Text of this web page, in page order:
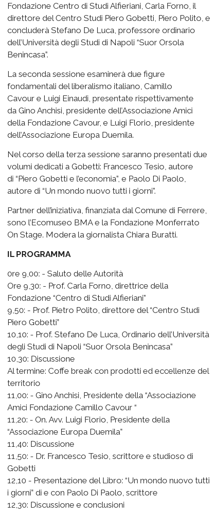
Fondazione Centro di Studi Alfieriani, Carla Forno, il
direttore del Centro Studi Piero Gobetti, Piero Polito, e
concluderà Stefano De Luca, professore ordinario
dell’Università degli Studi di Napoli “Suor Orsola
Benincasa”.
La seconda sessione esaminerà due figure
fondamentali del liberalismo italiano, Camillo
Cavour e Luigi Einaudi, presentate rispettivamente
da Gino Anchisi, presidente dell’Associazione Amici
della Fondazione Cavour, e Luigi Florio, presidente
dell’Associazione Europa Duemila.
Nel corso della terza sessione saranno presentati due
volumi dedicati a Gobetti: Francesco Tesio, autore
di “Piero Gobetti e l’economia”, e Paolo Di Paolo,
autore di “Un mondo nuovo tutti i giorni”.
Partner dell’iniziativa, finanziata dal Comune di Ferrere,
sono l’Ecomuseo BMA e la Fondazione Monferrato
On Stage. Modera la giornalista Chiara Buratti.
IL PROGRAMMA
0re 9,00: - Saluto delle Autorità
Ore 9,30: - Prof. Carla Forno, direttrice della
Fondazione “Centro di Studi Alfieriani”
9,50: - Prof. Pietro Polito, direttore del “Centro Studi
Piero Gobetti”
10,10: - Prof. Stefano De Luca, Ordinario dell’Università
degli Studi di Napoli “Suor Orsola Benincasa”
10,30: Discussione
Al termine: Coffe break con prodotti ed eccellenze del
territorio
11,00: - Gino Anchisi, Presidente della “Associazione
Amici Fondazione Camillo Cavour “
11,20: - On. Avv. Luigi Florio, Presidente della
“Associazione Europa Duemila”
11,40: Discussione
11,50: - Dr. Francesco Tesio, scrittore e studioso di
Gobetti
12,10 - Presentazione del Libro: “Un mondo nuovo tutti
i giorni” di e con Paolo Di Paolo, scrittore
12,30: Discussione e conclusioni